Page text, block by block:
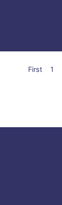
First 1